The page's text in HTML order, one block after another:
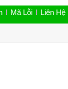
Mã Lỗi Liên Hệ